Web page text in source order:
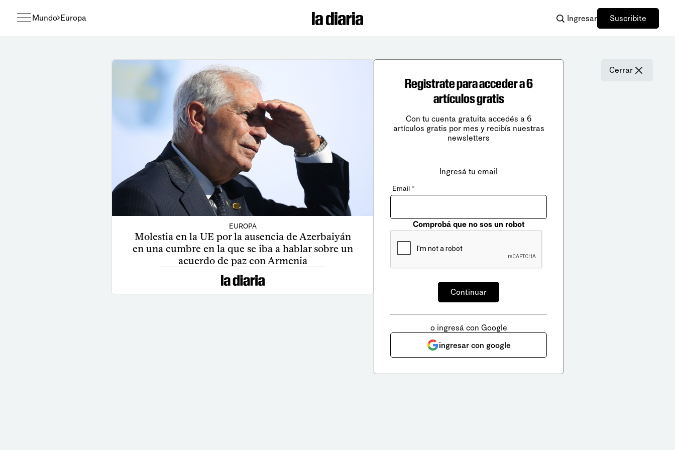
Mundo Europa Ingresar Suscribite
EUROPA
Molestia en la UE por la ausencia de Azerbaiyán
en una cumbre en la que se iba a hablar sobre un
acuerdo de paz con Armenia
Cerrar
Registrate para acceder a 6
artículos gratis
Con tu cuenta gratuita accedés a 6
artículos gratis por mes y recibís nuestras
newsletters
Ingresá tu email
Email *
Comprobá que no sos un robot
o ingresá con Google
ingresar con google